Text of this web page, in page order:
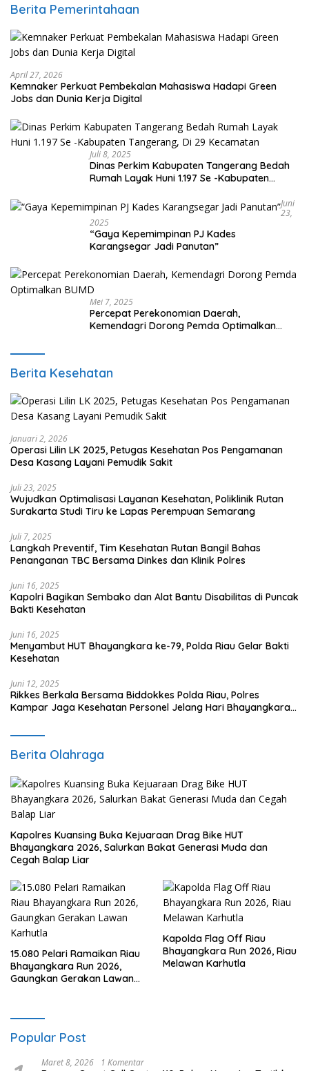
Berita Pemerintahaan
April 27, 2026
Kemnaker Perkuat Pembekalan Mahasiswa Hadapi Green
Jobs dan Dunia Kerja Digital
Juli 8, 2025
Dinas Perkim Kabupaten Tangerang Bedah
Rumah Layak Huni 1.197 Se -Kabupaten
Juni
23,
2025
“Gaya Kepemimpinan PJ Kades
Karangsegar Jadi Panutan”
Mei 7, 2025
Percepat Perekonomian Daerah,
Kemendagri Dorong Pemda Optimalkan
Berita Kesehatan
Januari 2, 2026
Operasi Lilin LK 2025, Petugas Kesehatan Pos Pengamanan
Desa Kasang Layani Pemudik Sakit
Juli 23, 2025
Wujudkan Optimalisasi Layanan Kesehatan, Poliklinik Rutan
Surakarta Studi Tiru ke Lapas Perempuan Semarang
Juli 7, 2025
Langkah Preventif, Tim Kesehatan Rutan Bangil Bahas
Penanganan TBC Bersama Dinkes dan Klinik Polres
Juni 16, 2025
Kapolri Bagikan Sembako dan Alat Bantu Disabilitas di Puncak
Bakti Kesehatan
Juni 16, 2025
Menyambut HUT Bhayangkara ke-79, Polda Riau Gelar Bakti
Kesehatan
Juni 12, 2025
Rikkes Berkala Bersama Biddokkes Polda Riau, Polres
Kampar Jaga Kesehatan Personel Jelang Hari Bhayangkara
Berita Olahraga
Kapolres Kuansing Buka Kejuaraan Drag Bike HUT
Bhayangkara 2026, Salurkan Bakat Generasi Muda dan
Cegah Balap Liar
15.080 Pelari Ramaikan Riau
Bhayangkara Run 2026,
Gaungkan Gerakan Lawan
Kapolda Flag Off Riau
Bhayangkara Run 2026, Riau
Melawan Karhutla
Popular Post
Maret 8, 2026 1 Komentar